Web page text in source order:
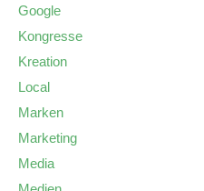
Google
Kongresse
Kreation
Local
Marken
Marketing
Media